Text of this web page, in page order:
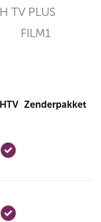
TV PLUS
FILM1
Zenderpakket